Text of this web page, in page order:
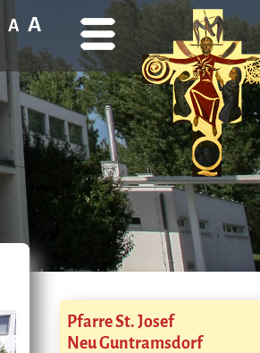
A A
Pfarre St. Josef
Neu Guntramsdorf